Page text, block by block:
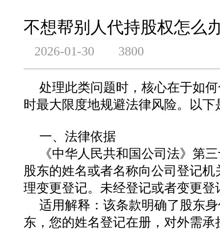
不想帮别人代持股权怎么
2026-01-30 3800
处理此类问题时，核心在于如
时最大限度地规避法律风险。以下
一、法律依据
《中华人民共和国公司法》第
股东的姓名或者名称向公司登记
理变更登记。未经登记或者变更
适用解释 ：该条款明确了股东
东，您的姓名登记在册，对外需